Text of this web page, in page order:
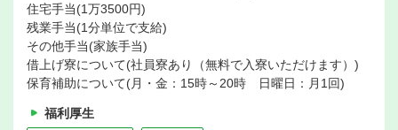
住宅手当(1万3500円)
残業手当(1分単位で支給)
その他手当(家族手当)
借上げ寮について(社員寮あり（無料で入寮いただけます）)
保育補助について(月・金：15時～20時 日曜日：月1回)
福利厚生